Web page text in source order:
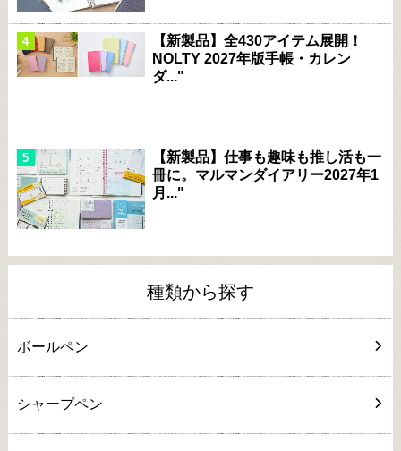
【新製品】全430アイテム展開！
NOLTY 2027年版手帳・カレン
ダ..."
【新製品】仕事も趣味も推し活も一
冊に。マルマンダイアリー2027年1
月..."
種類から探す
ボールペン
シャープペン